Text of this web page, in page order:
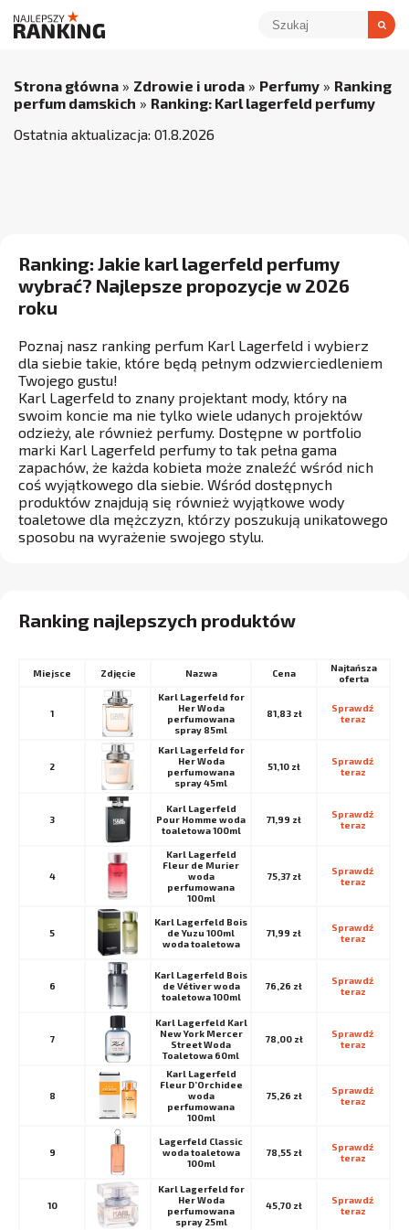
Strona główna » Zdrowie i uroda » Perfumy » Ranking
perfum damskich » Ranking: Karl lagerfeld perfumy
Ostatnia aktualizacja: 01.8.2026
Ranking: Jakie karl lagerfeld perfumy
wybrać? Najlepsze propozycje w 2026
roku
Poznaj nasz ranking perfum Karl Lagerfeld i wybierz
dla siebie takie, które będą pełnym odzwierciedleniem
Twojego gustu!
Karl Lagerfeld to znany projektant mody, który na
swoim koncie ma nie tylko wiele udanych projektów
odzieży, ale również perfumy. Dostępne w portfolio
marki Karl Lagerfeld perfumy to tak pełna gama
zapachów, że każda kobieta może znaleźć wśród nich
coś wyjątkowego dla siebie. Wśród dostępnych
produktów znajdują się również wyjątkowe wody
toaletowe dla mężczyzn, którzy poszukują unikatowego
sposobu na wyrażenie swojego stylu.
Ranking najlepszych produktów
Miejsce Nazwa Cena
Najtańsza
oferta
1
Karl Lagerfeld for
Her Woda
perfumowana
spray 85ml
81,83 zł
Sprawdź
teraz
2
Karl Lagerfeld for
Her Woda
perfumowana
spray 45ml
51,10 zł
Sprawdź
teraz
3
Karl Lagerfeld
Pour Homme woda
toaletowa 100ml
71,99 zł
Sprawdź
teraz
4
Karl Lagerfeld
Fleur de Murier
woda
perfumowana
100ml
75,37 zł
Sprawdź
teraz
5
Karl Lagerfeld Bois
de Yuzu 100ml
woda toaletowa
71,99 zł
Sprawdź
teraz
6
Karl Lagerfeld Bois
de Vétiver woda
toaletowa 100ml
76,26 zł
Sprawdź
teraz
7
Karl Lagerfeld Karl
New York Mercer
Street Woda
Toaletowa 60ml
78,00 zł
Sprawdź
teraz
8
Karl Lagerfeld
Fleur D’Orchidee
woda
perfumowana
100ml
75,26 zł
Sprawdź
teraz
9
Lagerfeld Classic
woda toaletowa
100ml
78,55 zł
Sprawdź
teraz
10
Karl Lagerfeld for
Her Woda
perfumowana
spray 25ml
45,70 zł
Sprawdź
teraz